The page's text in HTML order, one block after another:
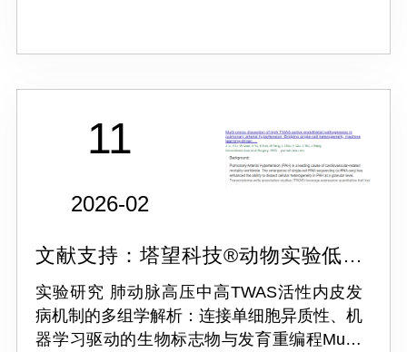
11
2026-02
文献支持：塔望科技®动物实验低压
氧舱ProOX-810
实验研究 肺动脉高压中高TWAS活性内皮发
病机制的多组学解析：连接单细胞异质性、机
器学习驱动的生物标志物与发育重编程Multi-